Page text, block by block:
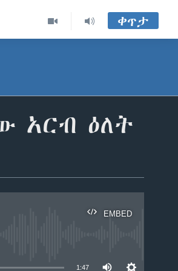
ቀጥታ
አርብ ዕለት
EMBED
1:47